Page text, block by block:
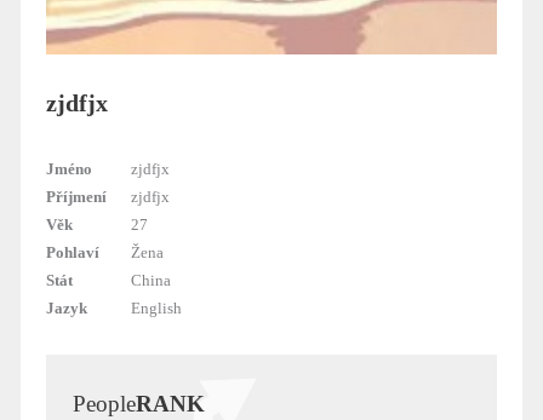
zjdfjx
Jméno
zjdfjx
Příjmení
zjdfjx
Věk
27
Pohlaví
Žena
Stát
China
Jazyk
English
PeopleRANK